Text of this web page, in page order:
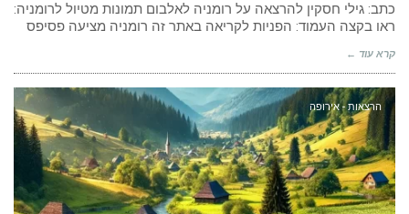
כתב: גילי חסקין להרצאה על רומניה לאלבום תמונות מטיול לרומניה:
ראו בקצה העמוד: הפניות לקריאה באתר זה רומניה מציעה פסיפס
קרא עוד ←
הרצאות - אירופה